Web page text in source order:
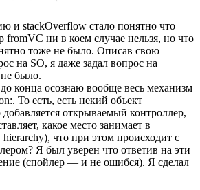
и stackOverflow стало понятно что
fromVC ни в коем случае нельзя, но что
тоже не было. Описав свою
на SO, я даже задал вопрос на
не было.
конца осознаю вообще весь механизм
То есть, есть некий объект
открываемый контроллер,
какое место занимает в
что при этом происходит с
Я был уверен что ответив на эти
(спойлер — и не ошибся). Я сделал